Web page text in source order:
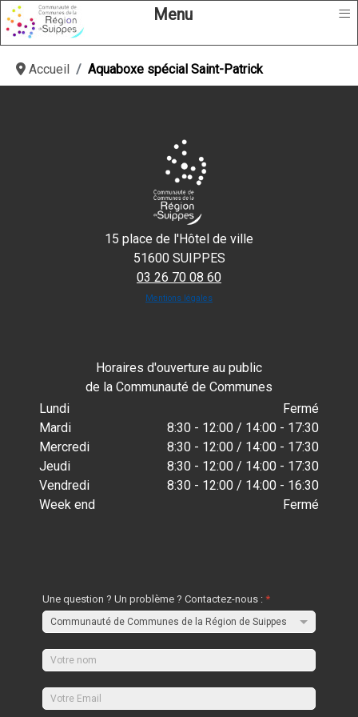
Menu ≡
Accueil Aquaboxe spécial Saint-Patrick
15 place de l'Hôtel de ville
51600 SUIPPES
03 26 70 08 60
Mentions légales
Horaires d'ouverture au public
de la Communauté de Communes
Lundi
Fermé
Mardi
8:30 - 12:00 / 14:00 - 17:30
Mercredi
8:30 - 12:00 / 14:00 - 17:30
Jeudi
8:30 - 12:00 / 14:00 - 17:30
Vendredi
8:30 - 12:00 / 14:00 - 16:30
Week end
Fermé
Une question ? Un problème ? Contactez-nous :*